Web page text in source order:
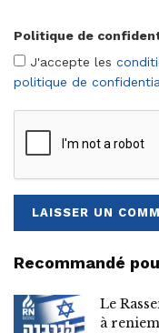
Politique de
J'accepte les
politique de
Recommandé
Le
à